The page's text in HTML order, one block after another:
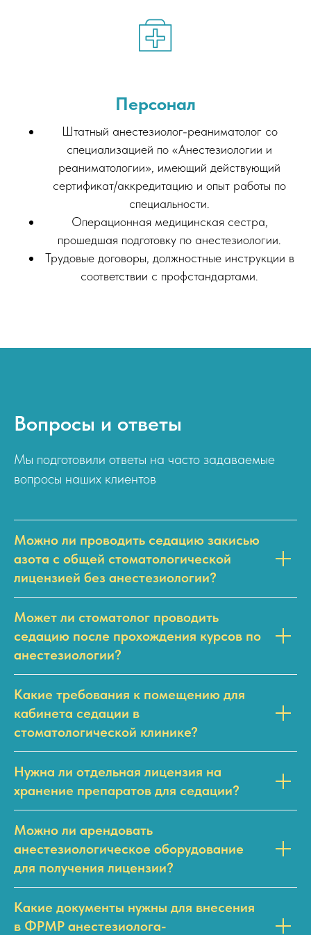
Персонал
Штатный анестезиолог-реаниматолог со
специализацией по «Анестезиологии и
реаниматологии», имеющий действующий
сертификат/аккредитацию и опыт работы по
специальности.
Операционная медицинская сестра,
прошедшая подготовку по анестезиологии.
Трудовые договоры, должностные инструкции в
соответствии с профстандартами.
Вопросы и ответы
Мы подготовили ответы на часто задаваемые
вопросы наших клиентов
Можно ли проводить седацию закисью
азота с общей стоматологической
лицензией без анестезиологии?
Может ли стоматолог проводить
седацию после прохождения курсов по
анестезиологии?
Какие требования к помещению для
кабинета седации в
стоматологической клинике?
Нужна ли отдельная лицензия на
хранение препаратов для седации?
Можно ли арендовать
анестезиологическое оборудование
для получения лицензии?
Какие документы нужны для внесения
в ФРМР анестезиолога-